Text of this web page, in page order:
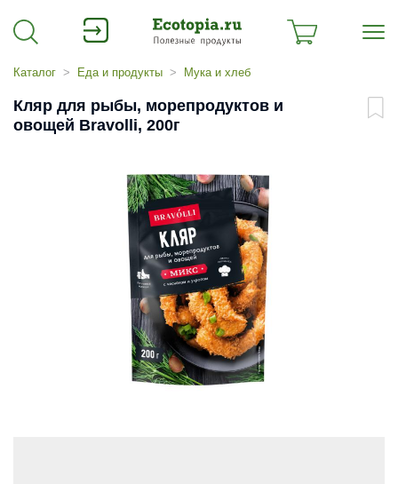
Каталог Еда и продукты Мука и хлеб
Кляр для рыбы, морепродуктов и
овощей Bravolli, 200г